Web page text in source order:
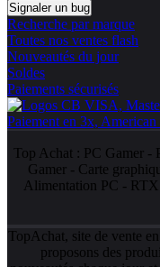
Signaler un bug
Recherche par marque
Toutes nos ventes flash
Nouveautés du jour
Soldes
Paiements sécurisés
Top Achat : PC Gamer-
Gamer - Carte
Alimentation PC -
TopAchat, site de vente
proposons des